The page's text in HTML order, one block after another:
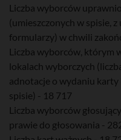
Liczba wyborców
(umieszczonych w spisie,
formularzy) w chwili
Liczba wyborców, którym
lokalach wyborczych
adnotacje o wydaniu
spisie) - 18 717
Liczba wyborców
prawie do głosowania -